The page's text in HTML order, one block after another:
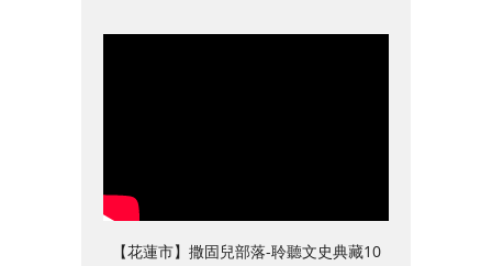
【花蓮市】撒固兒部落-聆聽文史典藏10